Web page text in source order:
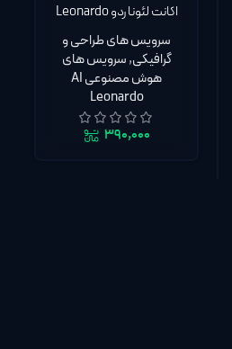
اکانت لئوناردو Leonardo
Ai اختصاصی با گارانتی تا روز
آخر اشتراک
سرویس های طراحی و
گرافیکی,سرویس های
هوش مصنوعی AI
Leonardo
۳۹۰,۰۰۰